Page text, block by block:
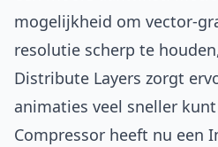
mogelijkheid om vector-
resolutie scherp te
Distribute Layers zorgt
animaties veel sneller
Compressor heeft nu een